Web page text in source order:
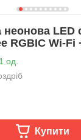
LED
RGBIC Wi-Fi
од.
Купити